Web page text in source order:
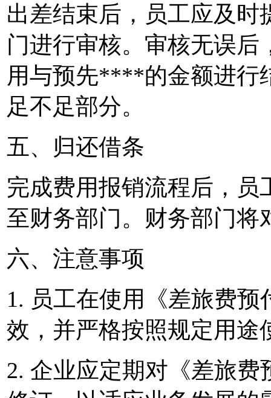
出差结束后，员工应及时
门进行审核。审核无误
用与预先****的金额进行
足不足部分。
五、归还借条
完成费用报销流程后，员
至财务部门。财务部门将
六、注意事项
1. 员工在使用《差旅费
效，并严格按照规定用途
2. 企业应定期对《差旅